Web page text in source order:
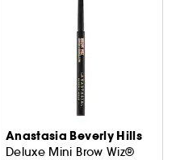
Anastasia Beverly Hills
Deluxe Mini Brow Wiz®